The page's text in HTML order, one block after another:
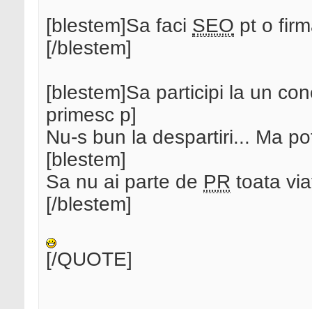
[blestem]Sa faci SEO pt o
[/blestem]
[blestem]Sa participi la un
primesc p]
Nu-s bun la despartiri... Ma
[blestem]
Sa nu ai parte de PR toata
[/blestem]
[/QUOTE]